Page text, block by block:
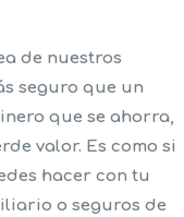
de nuestros
seguro que un
que se ahorra,
valor. Es como si
hacer con tu
o seguros de